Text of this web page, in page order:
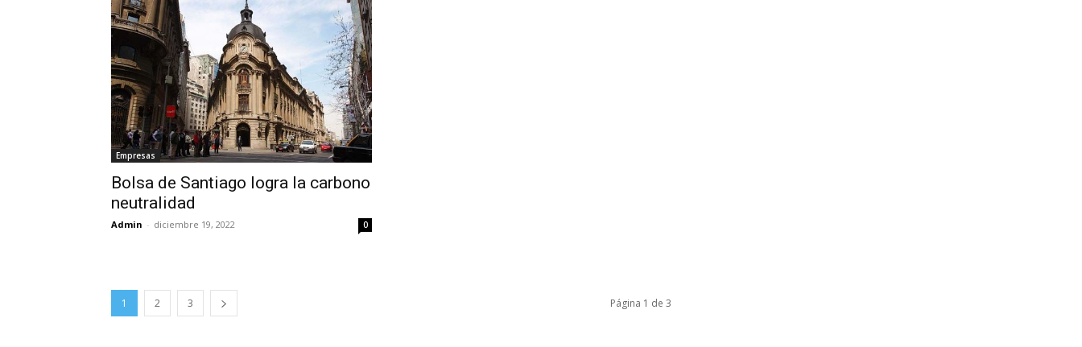
Empresas
Bolsa de Santiago logra la carbono
neutralidad
Admin - diciembre 19, 2022 0
1 2 3 Página 1 de 3